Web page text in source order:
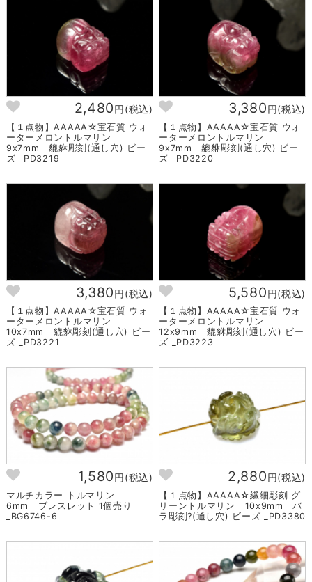
2,480円(税込)
【１点物】AAAAA☆宝石質 ウォ
ーターメロントルマリン
9x7mm 貔貅彫刻(通し穴) ビー
ズ _PD3219
3,380円(税込)
【１点物】AAAAA☆宝石質 ウォ
ーターメロントルマリン
9x7mm 貔貅彫刻(通し穴) ビー
ズ _PD3220
3,380円(税込)
【１点物】AAAAA☆宝石質 ウォ
ーターメロントルマリン
10x7mm 貔貅彫刻(通し穴) ビー
ズ _PD3221
5,580円(税込)
【１点物】AAAAA☆宝石質 ウォ
ーターメロントルマリン
12x9mm 貔貅彫刻(通し穴) ビー
ズ _PD3223
1,580円(税込)
マルチカラー トルマリン
6mm ブレスレット 1個売り
_BG6746-6
2,880円(税込)
【１点物】AAAAA☆繊細彫刻 グ
リーントルマリン 10x9mm バ
ラ彫刻?(通し穴) ビーズ _PD3380